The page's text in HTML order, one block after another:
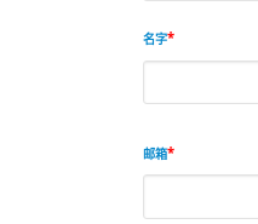
名字
邮箱